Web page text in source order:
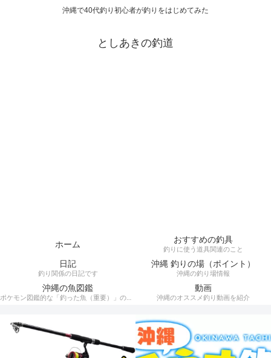
沖縄で40代釣り初心者が釣りをはじめてみた
としあきの釣道
ホーム おすすめの釣具
釣りに使う道具関連のこと
日記
釣り関係の日記です
沖縄 釣りの場（ポイント）
沖縄の釣り場情報
沖縄の魚図鑑
ポケモン図鑑的な「釣った魚（重要）」の記録。
動画
沖縄のオススメ釣り動画を紹介